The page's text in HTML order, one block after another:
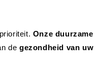
Onze duurzame
de gezondheid van uw